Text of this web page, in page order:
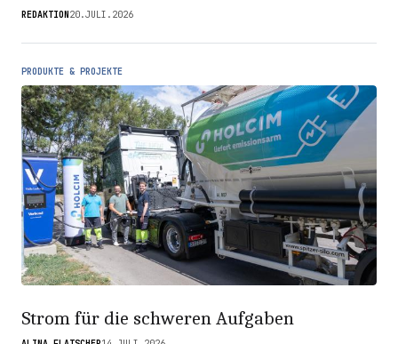
REDAKTION 20.JULI.2026
PRODUKTE & PROJEKTE
Strom für die schweren Aufgaben